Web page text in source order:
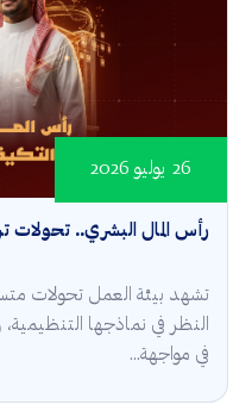
رأس المال البشري.. تحولات
26 يوليو 2026
تشهد بيئة العمل تحولات
النظر في نماذجها التنظيمية،
في مواجهة...